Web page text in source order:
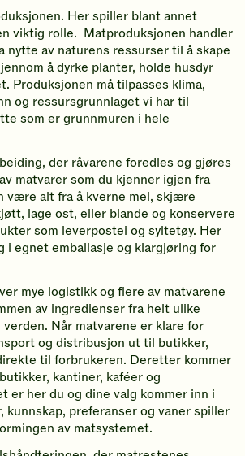
Her spiller blant annet
viktig rolle. Matproduksjonen handler
nytte av naturens ressurser til å skape
å dyrke planter, holde husdyr
Produksjonen må tilpasses klima,
og ressursgrunnlaget vi har til
som er grunnmuren i hele
der råvarene foredles og gjøres
matvarer som du kjenner igjen fra
være alt fra å kverne mel, skjære
lage ost, eller blande og konservere
som leverpostei og syltetøy. Her
i egnet emballasje og klargjøring for
mye logistikk og flere av matvarene
av ingredienser fra helt ulike
Når matvarene er klare for
og distribusjon ut til butikker,
til forbrukeren. Deretter kommer
kantiner, kaféer og
er her du og dine valg kommer inn i
kunnskap, preferanser og vaner spiller
av matsystemet.